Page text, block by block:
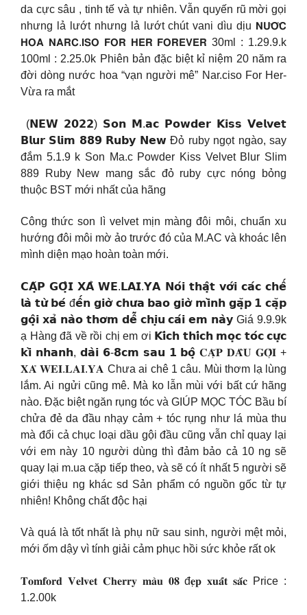
da cực sâu , tinh tế và tự nhiên. Vẫn quyến rũ mời gọi
nhưng lả lướt nhưng lả lướt chút vani dìu dịu 𝗡𝗨̛𝗢̛́𝗖
𝗛𝗢𝗔 𝗡𝗔𝗥𝗖.𝗜𝗦𝗢 𝗙𝗢𝗥 𝗛𝗘𝗥 𝗙𝗢𝗥𝗘𝗩𝗘𝗥 30ml : 1.29.9.k
100ml : 2.25.0k Phiên bản đặc biệt kỉ niệm 20 năm ra
đời dòng nước hoa “vạn người mê” Nar.ciso For Her-
Vừa ra mắt
(𝗡𝗘𝗪 𝟮𝟬𝟮𝟮) 𝗦𝗼𝗻 𝗠.𝗮𝗰 𝗣𝗼𝘄𝗱𝗲𝗿 𝗞𝗶𝘀𝘀 𝗩𝗲𝗹𝘃𝗲𝘁
𝗕𝗹𝘂𝗿 𝗦𝗹𝗶𝗺 𝟴𝟴𝟵 𝗥𝘂𝗯𝘆 𝗡𝗲𝘄 Đỏ ruby ngọt ngào, say
đắm 5.1.9 k Son Ma.c Powder Kiss Velvet Blur Slim
889 Ruby New mang sắc đỏ ruby cực nóng bỏng
thuộc BST mới nhất của hãng
Công thức son lì velvet mịn màng đôi môi, chuẩn xu
hướng đôi môi mờ ảo trước đó của M.AC và khoác lên
mình diện mạo hoàn toàn mới.
𝗖𝗔̣̆𝗣 𝗚𝗢̣̂𝗜 𝗫𝗔̉ 𝗪𝗘.𝗟𝗔𝗜.𝗬𝗔 𝗡𝗼́𝗶 𝘁𝗵𝗮̣̂𝘁 𝘃𝗼̛́𝗶 𝗰𝗮́𝗰 𝗰𝗵𝗲̂́
𝗹𝗮̀ 𝘁𝘂̛̀ 𝗯𝗲́ đ𝗲̂́𝗻 𝗴𝗶𝗼̛̀ 𝗰𝗵𝘂̛𝗮 𝗯𝗮𝗼 𝗴𝗶𝗼̛̀ 𝗺𝗶̀𝗻𝗵 𝗴𝗮̣̆𝗽 𝟭 𝗰𝗮̣̆𝗽
𝗴𝗼̣̂𝗶 𝘅𝗮̉ 𝗻𝗮̀𝗼 𝘁𝗵𝗼̛𝗺 𝗱𝗲̂̃ 𝗰𝗵𝗶̣𝘂 𝗰𝗮́𝗶 𝗲𝗺 𝗻𝗮̀𝘆 Giá 9.9.9k
ạ Hàng đã về rồi chị em ơi 𝗞𝗶́𝗰𝗵 𝘁𝗵𝗶́𝗰𝗵 𝗺𝗼̣𝗰 𝘁𝗼́𝗰 𝗰𝘂̛̣𝗰
𝗸𝗶̀ 𝗻𝗵𝗮𝗻𝗵, 𝗱𝗮̀𝗶 𝟲-𝟴𝗰𝗺 𝘀𝗮𝘂 𝟭 𝗯𝗼̣̂ 𝐂𝐀̣̆𝐏 𝐃𝐀̂̀𝐔 𝐆𝐎̣̂𝐈 +
𝐗𝐀̉ 𝐖𝐄𝐈.𝐋𝐀𝐈.𝐘𝐀 Chưa ai chê 1 câu. Mùi thơm lạ lùng
lắm. Ai ngửi cũng mê. Mà ko lẫn mùi với bất cứ hãng
nào. Đặc biệt ngăn rụng tóc và GIÚP MỌC TÓC Bầu bí
chửa đẻ da đầu nhạy cảm + tóc rụng như lá mùa thu
mà đổi cả chục loại dầu gội đầu cũng vẫn chỉ quay lại
với em này 10 người dùng thì đảm bảo cả 10 ng sẽ
quay lại m.ua cặp tiếp theo, và sẽ có ít nhất 5 người sẽ
giới thiệu ng khác sd Sản phẩm có nguồn gốc từ tự
nhiên! Không chất độc hại
Và quá là tốt nhất là phụ nữ sau sinh, người mệt mỏi,
mới ốm dậy vì tính giải cảm phục hồi sức khỏe rất ok
𝐓𝐨𝐦𝐟𝐨𝐫𝐝 𝐕𝐞𝐥𝐯𝐞𝐭 𝐂𝐡𝐞𝐫𝐫𝐲 𝐦𝐚̀𝐮 𝟎𝟖 đ𝐞̣𝐩 𝐱𝐮𝐚̂́𝐭 𝐬𝐚̆́𝐜 Price :
1.2.00k